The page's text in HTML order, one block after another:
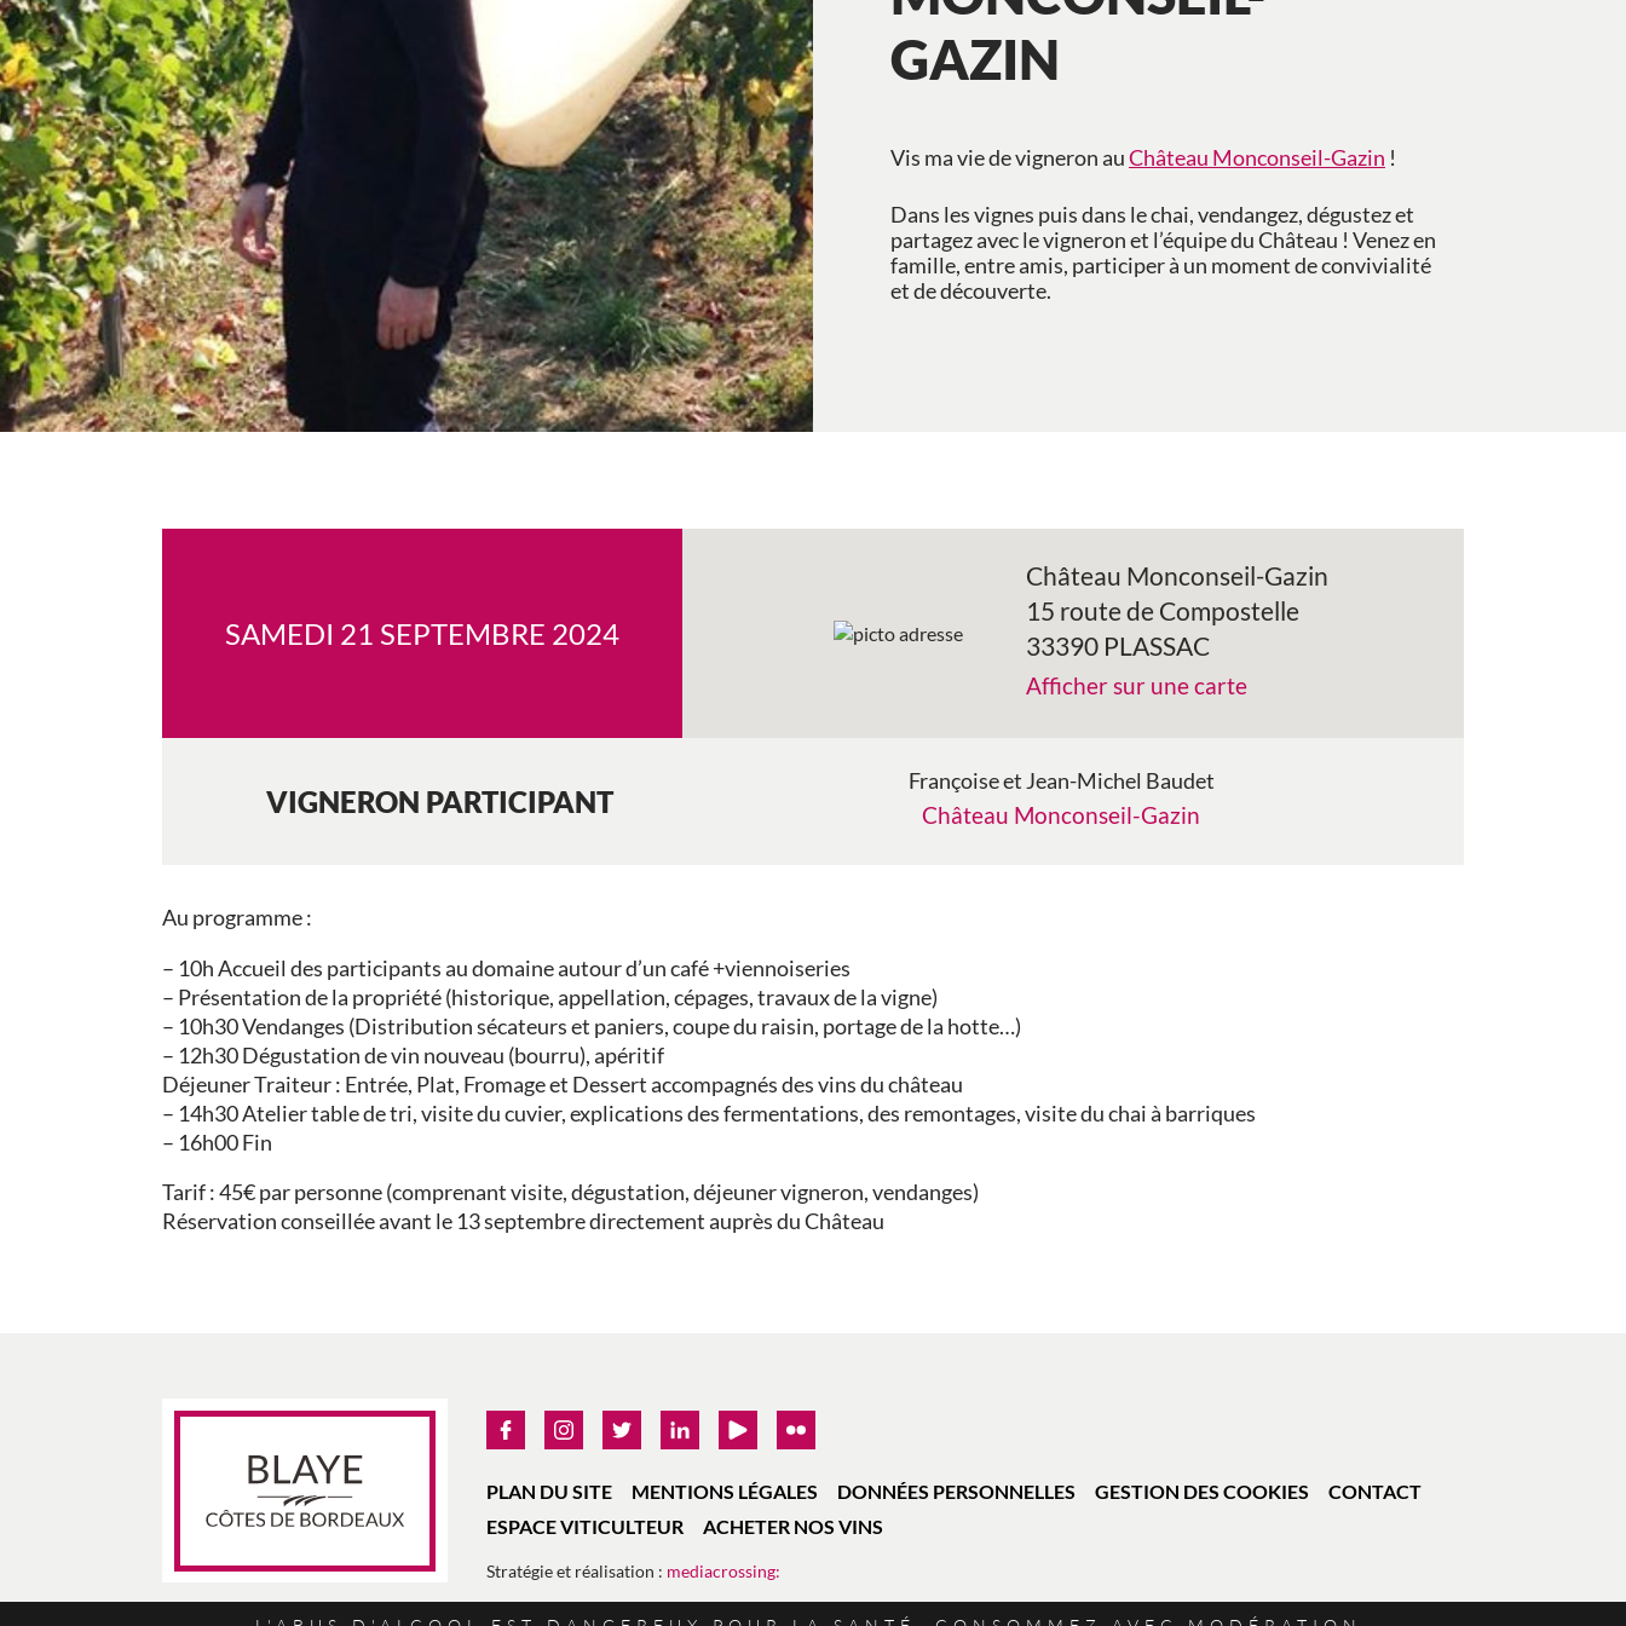
GAZIN
Vis ma vie de vigneron auChâteau Monconseil-Gazin !
Dans les vignes puis dans le chai, vendangez, dégustez et
partagez avec le vigneron et l’équipe du Château ! Venez en
famille, entre amis, participer à un moment de convivialité
et de découverte.
SAMEDI 21 SEPTEMBRE 2024
Château Monconseil-Gazin
15 route de Compostelle
33390 PLASSAC
Afficher sur une carte
VIGNERON PARTICIPANT
Françoise et Jean-Michel Baudet
Château Monconseil-Gazin
Au programme :
– 10h Accueil des participants au domaine autour d’un café +viennoiseries
– Présentation de la propriété (historique, appellation, cépages, travaux de la vigne)
– 10h30 Vendanges (Distribution sécateurs et paniers, coupe du raisin, portage de la hotte…)
– 12h30 Dégustation de vin nouveau (bourru), apéritif
Déjeuner Traiteur : Entrée, Plat, Fromage et Dessert accompagnés des vins du château
– 14h30 Atelier table de tri, visite du cuvier, explications des fermentations, des remontages, visite du chai à barriques
– 16h00 Fin
Tarif : 45€ par personne (comprenant visite, dégustation, déjeuner vigneron, vendanges)
Réservation conseillée avant le 13 septembre directement auprès du Château
PLAN DU SITE MENTIONS LÉGALES DONNÉES PERSONNELLES GESTION DES COOKIES
CONTACT
ESPACE VITICULTEUR
ACHETER NOS VINS
Stratégie et réalisation : mediacrossing: